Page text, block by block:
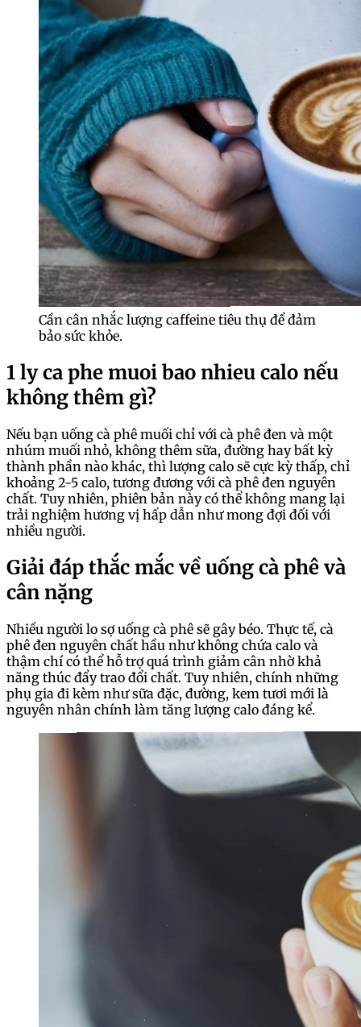
Cần cân nhắc lượng caffeine tiêu thụ để đảm
bảo sức khỏe.
1 ly ca phe muoi bao nhieu calo nếu
không thêm gì?
Nếu bạn uống cà phê muối chỉ với cà phê đen và một
nhúm muối nhỏ, không thêm sữa, đường hay bất kỳ
thành phần nào khác, thì lượng calo sẽ cực kỳ thấp, chỉ
khoảng 2-5 calo, tương đương với cà phê đen nguyên
chất. Tuy nhiên, phiên bản này có thể không mang lại
trải nghiệm hương vị hấp dẫn như mong đợi đối với
nhiều người.
Giải đáp thắc mắc về uống cà phê và
cân nặng
Nhiều người lo sợ uống cà phê sẽ gây béo. Thực tế, cà
phê đen nguyên chất hầu như không chứa calo và
thậm chí có thể hỗ trợ quá trình giảm cân nhờ khả
năng thúc đẩy trao đổi chất. Tuy nhiên, chính những
phụ gia đi kèm như sữa đặc, đường, kem tươi mới là
nguyên nhân chính làm tăng lượng calo đáng kể.